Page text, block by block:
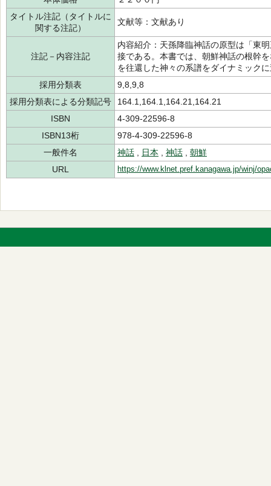
タイトル注記（タイトルに
関する注記）
文献等：文献あり
注記－内容注記
内容紹介：天孫降臨神話の原型は「東
接である。本書では、朝鮮神話の根幹
を往還した神々の系譜をダイナミック
採用分類表
9,8,9,8
採用分類表による分類記号
164.1,164.1,164.21,164.21
ISBN
4-309-22596-8
ISBN13桁
978-4-309-22596-8
一般件名
神話 日本 神話
朝鮮
URL
https://www.klnet.pref.kanagawa.jp/winj/